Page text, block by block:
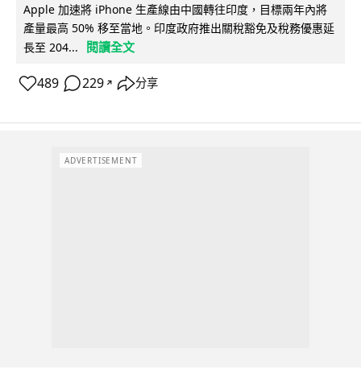
Apple 加速將 iPhone 生產線由中國轉往印度，目標兩年內將
產量最高 50% 移至當地。印度政府推出關稅豁免及稅務優惠延
長至 204...
閱讀全文
489 229 ↗ 分享
ADVERTISEMENT